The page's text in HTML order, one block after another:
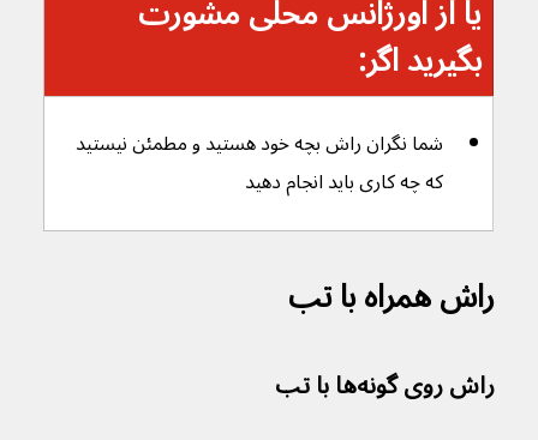
یا از اورژانس محلی مشورت
بگیرید اگر:
شما نگران راش‌ بچه خود هستید و مطمئن نیستید
که چه کاری باید انجام دهید
راش‌ همراه با تب
راش‌ روی گونه‌ها با تب